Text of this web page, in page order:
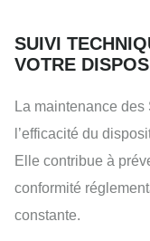
SUIVI
VOTRE
La maintenance
l’efficacité du
Elle contribue à
conformité
constante.